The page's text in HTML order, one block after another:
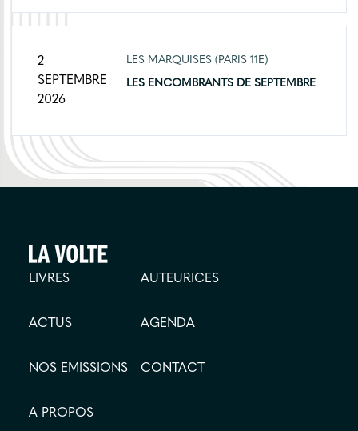
2
SEPTEMBRE
2026
LES MARQUISES (PARIS 11E)
LES ENCOMBRANTS DE SEPTEMBRE
LIVRES AUTEURICES
ACTUS AGENDA
NOS EMISSIONS CONTACT
A PROPOS